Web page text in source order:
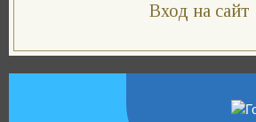
Вход на сайт